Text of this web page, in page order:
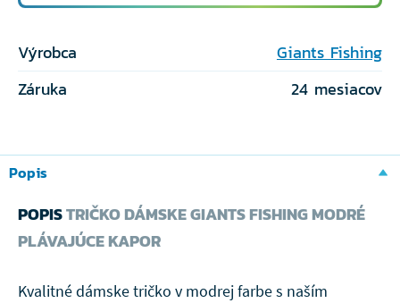
Výrobca
Giants Fishing
Záruka
24 mesiacov
Popis
POPISTRIČKO DÁMSKE GIANTS FISHING MODRÉ
PLÁVAJÚCE KAPOR
Kvalitné dámske tričko v modrej farbe s naším